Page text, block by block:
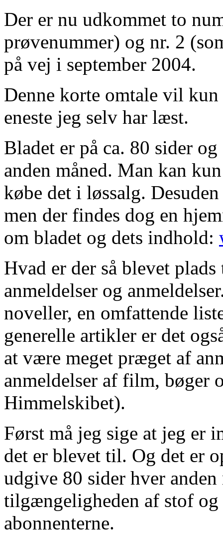
Der er nu udkommet to
prøvenummer) og nr. 2
på vej i september 2004.
Denne korte omtale vil
eneste jeg selv har læst.
Bladet er på ca. 80 sider
anden måned. Man kan
købe det i løssalg.
men der findes dog en
om bladet og dets indhold:
Hvad er der så blevet
anmeldelser og
noveller, en omfattende
generelle artikler er det
at være meget præget af
anmeldelser af film, bøger
Himmelskibet).
Først må jeg sige at jeg er
det er blevet til. Og det er
udgive 80 sider hver
tilgængeligheden af stof
abonnenterne.